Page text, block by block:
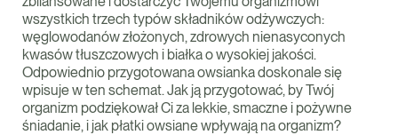
wszystkich trzech typów składników odżywczych:
węglowodanów złożonych, zdrowych nienasyconych
kwasów tłuszczowych i białka o wysokiej jakości.
Odpowiednio przygotowana owsianka doskonale się
wpisuje w ten schemat. Jak ją przygotować, by Twój
organizm podziękował Ci za lekkie, smaczne i pożywne
śniadanie, i jak płatki owsiane wpływają na organizm?